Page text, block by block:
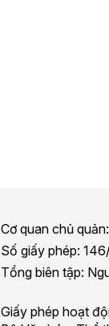
Cơ quan chủ
Số giấy phép:
Tổng biên tập:
Giấy phép hoạt